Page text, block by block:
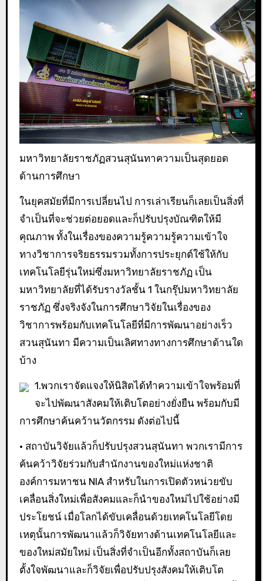
มหาวิทยาลัยราชภัฏสวนสุนันทาความเป็นสุดยอด
ด้านการศึกษา
ในยุคสมัยที่มีการเปลี่ยนไป การเล่าเรียนก็เลยเป็นสิ่งที่
จำเป็นที่จะช่วยต่อยอดและก็ปรับปรุงบัณฑิตให้มี
คุณภาพ ทั้งในเรื่องของความรู้ความรู้ความเข้าใจ
ทางวิชาการจริยธรรมรวมทั้งการประยุกต์ใช้ให้กับ
เทคโนโลยีรุ่นใหม่ซึ่งมหาวิทยาลัยราชภัฏ เป็น
มหาวิทยาลัยที่ได้รับรางวัลชั้น 1 ในกรุ๊ปมหาวิทยาลัย
ราชภัฏ ซึ่งจริงจังในการศึกษาวิจัยในเรื่องของ
วิชาการพร้อมกับเทคโนโลยีที่มีการพัฒนาอย่างเร็ว
สวนสุนันทา มีความเป็นเลิศทางทางการศึกษาด้านใด
บ้าง
1.พวกเราจัดแจงให้นิสิตได้ทำความเข้าใจพร้อมที่
จะไปพัฒนาสังคมให้เติบโตอย่างยั่งยืน พร้อมกับมี
การศึกษาค้นคว้านวัตกรรม ดังต่อไปนี้
• สถาบันวิจัยแล้วก็ปรับปรุงสวนสุนันทา พวกเรามีการ
ค้นคว้าวิจัยร่วมกับสำนักงานของใหม่แห่งชาติ
องค์การมหาชน NIA สำหรับในการเปิดตัวหน่วยขับ
เคลื่อนสิ่งใหม่เพื่อสังคมและก็นำของใหม่ไปใช้อย่างมี
ประโยชน์ เมื่อโลกได้ขับเคลื่อนด้วยเทคโนโลยีโดย
เหตุนั้นการพัฒนาแล้วก็วิจัยทางด้านเทคโนโลยีและ
ของใหม่สมัยใหม่ เป็นสิ่งที่จำเป็นอีกทั้งสถาบันก็เลย
ตั้งใจพัฒนาและก็วิจัยเพื่อปรับปรุงสังคมให้เติบโต